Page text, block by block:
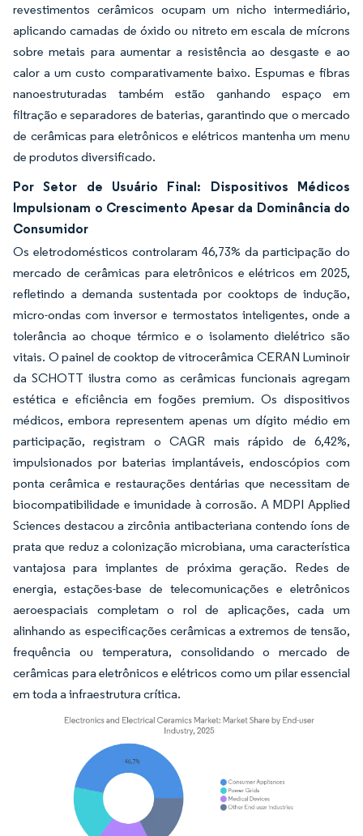
revestimentos cerâmicos ocupam um nicho intermediário,
aplicando camadas de óxido ou nitreto em escala de mícrons
sobre metais para aumentar a resistência ao desgaste e ao
calor a um custo comparativamente baixo. Espumas e fibras
nanoestruturadas também estão ganhando espaço em
filtração e separadores de baterias, garantindo que o mercado
de cerâmicas para eletrônicos e elétricos mantenha um menu
de produtos diversificado.
Por Setor de Usuário Final: Dispositivos Médicos
Impulsionam o Crescimento Apesar da Dominância do
Consumidor
Os eletrodomésticos controlaram 46,73% da participação do
mercado de cerâmicas para eletrônicos e elétricos em 2025,
refletindo a demanda sustentada por cooktops de indução,
micro-ondas com inversor e termostatos inteligentes, onde a
tolerância ao choque térmico e o isolamento dielétrico são
vitais. O painel de cooktop de vitrocerâmica CERAN Luminoir
da SCHOTT ilustra como as cerâmicas funcionais agregam
estética e eficiência em fogões premium. Os dispositivos
médicos, embora representem apenas um dígito médio em
participação, registram o CAGR mais rápido de 6,42%,
impulsionados por baterias implantáveis, endoscópios com
ponta cerâmica e restaurações dentárias que necessitam de
biocompatibilidade e imunidade à corrosão. A MDPI Applied
Sciences destacou a zircônia antibacteriana contendo íons de
prata que reduz a colonização microbiana, uma característica
vantajosa para implantes de próxima geração. Redes de
energia, estações-base de telecomunicações e eletrônicos
aeroespaciais completam o rol de aplicações, cada um
alinhando as especificações cerâmicas a extremos de tensão,
frequência ou temperatura, consolidando o mercado de
cerâmicas para eletrônicos e elétricos como um pilar essencial
em toda a infraestrutura crítica.